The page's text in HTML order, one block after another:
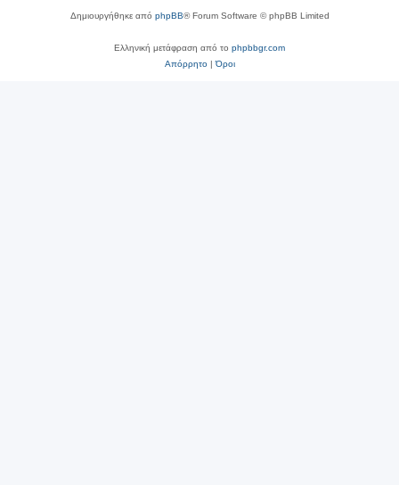
Δημιουργήθηκε από phpBB® Forum Software © phpBB Limited
Ελληνική μετάφραση από το phpbbgr.com
Απόρρητο|Όροι